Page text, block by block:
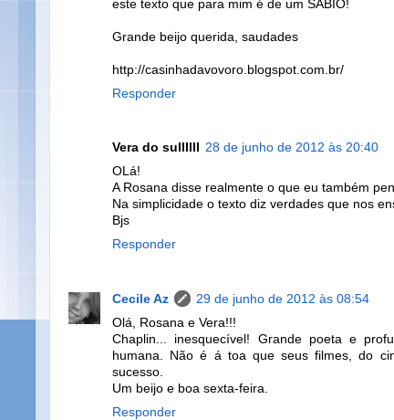
este texto que para mim é de um SÁBIO!
Grande beijo querida, saudades
http://casinhadavovoro.blogspot.com.br/
Responder
Vera do sullllll
28 de junho de 2012 às 20:40
OLá!
A Rosana disse realmente o que eu também
Na simplicidade o texto diz verdades que nos
Bjs
Responder
Cecile Az
29 de junho de 2012 às 08:54
Olá, Rosana e Vera!!!
Chaplin... inesquecível! Grande poeta e
humana. Não é á toa que seus filmes, do
sucesso.
Um beijo e boa sexta-feira.
Responder